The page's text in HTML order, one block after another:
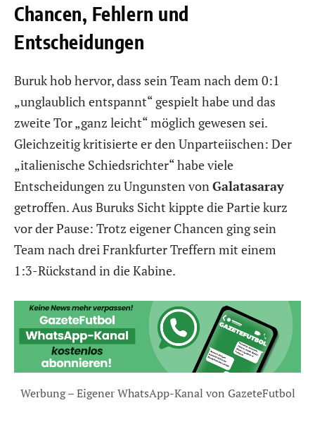
Chancen, Fehlern und
Entscheidungen
Buruk hob hervor, dass sein Team nach dem 0:1
„unglaublich entspannt“ gespielt habe und das
zweite Tor „ganz leicht“ möglich gewesen sei.
Gleichzeitig kritisierte er den Unparteiischen: Der
„italienische Schiedsrichter“ habe viele
Entscheidungen zu Ungunsten vonGalatasaray
getroffen. Aus Buruks Sicht kippte die Partie kurz
vor der Pause: Trotz eigener Chancen ging sein
Team nach drei Frankfurter Treffern mit einem
1:3-Rückstand in die Kabine.
Werbung – Eigener WhatsApp-Kanal von GazeteFutbol